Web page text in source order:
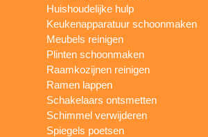
Huishoudelijke hulp
Keukenapparatuur schoonmaken
Meubels reinigen
Plinten schoonmaken
Raamkozijnen reinigen
Ramen lappen
Schakelaars ontsmetten
Schimmel verwijderen
Spiegels poetsen